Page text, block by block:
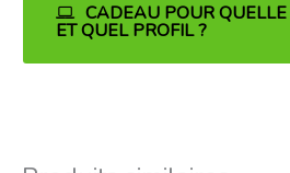
CADEAU POUR
ET QUEL PROFIL ?